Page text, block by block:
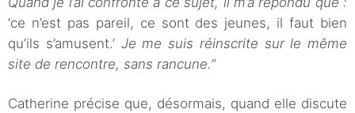
‘ce n’est pas pareil, ce sont des jeunes, il faut bien
qu’ils s’amusent.’ Je me suis réinscrite sur le même
site de rencontre, sans rancune.”
Catherine précise que, désormais, quand elle discute